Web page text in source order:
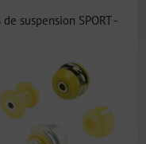
suspension SPORT -